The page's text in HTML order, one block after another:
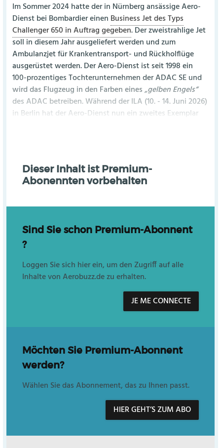
Im Sommer 2024 hatte der in Nürnberg ansässige Aero-
Dienst bei Bombardier einen Business Jet des Typs
Challenger 650 in Auftrag gegeben. Der zweistrahlige Jet
soll in diesem Jahr ausgeliefert werden und zum
Ambulanzjet für Krankentransport- und Rückholflüge
ausgerüstet werden. Der Aero-Dienst ist seit 1998 ein
100-prozentiges Tochterunternehmen der ADAC SE und
wird das Flugzeug in den Farben eines„gelben Engels“
des ADAC betreiben. Während der ILA (10. - 14. Juni 2026)
in Berlin hat der Aero-Dienst nun ein zweites Exemplar
Dieser Inhalt ist Premium-
Abonennten vorbehalten
Sind Sie schon Premium-Abonnent
?
Loggen Sie sich hier ein, um den Zugriff auf alle
Inhalte von Aerobuzz.de zu erhalten.
JE ME CONNECTE
Möchten Sie Premium-Abonnent
werden?
Wählen Sie das Abonnement, das zu Ihnen passt.
HIER GEHT’S ZUM ABO